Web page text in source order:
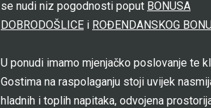
se nudi niz pogodnosti poput BONUSA
DOBRODOŠLICE i ROĐENDANSKOG
U ponudi imamo mjenjačko poslovanje te
Gostima na raspolaganju stoji uvijek
hladnih i toplih napitaka, odvojena